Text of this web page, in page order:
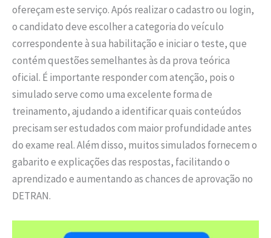
ofereçam este serviço. Após realizar o cadastro ou login,
o candidato deve escolher a categoria do veículo
correspondente à sua habilitação e iniciar o teste, que
contém questões semelhantes às da prova teórica
oficial. É importante responder com atenção, pois o
simulado serve como uma excelente forma de
treinamento, ajudando a identificar quais conteúdos
precisam ser estudados com maior profundidade antes
do exame real. Além disso, muitos simulados fornecem o
gabarito e explicações das respostas, facilitando o
aprendizado e aumentando as chances de aprovação no
DETRAN.